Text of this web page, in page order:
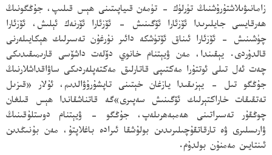
زامانىۋىلاشتۇرۇشنىڭ تۈرلۈك - تۈمەن قىياپىتىنى ھېس قىلىپ، جۇڭگونىڭ
ھەرقايسى جايلىرىدا ئۆزئارا ئۆگىنىش - ئۆزئارا ئۆرنەك ئېلىش، ئۆزئارا
چۈشىنىش - ئۆزئارا ئىناق ئۆتۈشكە دائىر نۇرغۇن تەسىرلىك ھېكايىلەرنى
قالدۇردى. يېقىندا، مەن ۋيېتنام خانوي دۆلەت داشۆسى قارىمىقىدىكى
چەت ئەل تىلى ئوتتۇرا مەكتىپى قاتارلىق مەكتەپلەردىكى ساۋاقداشلارنىڭ
جۇڭگو تىل - يېزىقىدا يازغان خېتىنى تاپشۇرۇۋالدىم، ئۇلار «قىزىل
تەتقىقات خاراكتېرلىك ئۆگىنىش سەپىرى»گە قاتناشقاندا ھېس قىلغان
چوڭقۇر تەسىراتىنى ھەمبەھرىلەپ، جۇڭگو - ۋيېتنام دوستلۇقىنىڭ
ۋارىسلىرى ۋە تارقاتقۇچىلىرىدىن بولۇشقا ئىرادە باغلاپتۇ، مەن بۇنىڭدىن
ئىنتايىن مەمنۇن بولدۇم.